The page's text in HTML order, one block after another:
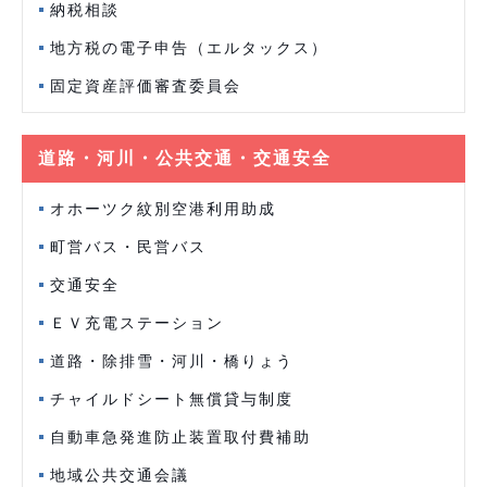
納税相談
地方税の電子申告（エルタックス）
固定資産評価審査委員会
道路・河川・公共交通・交通安全
オホーツク紋別空港利用助成
町営バス・民営バス
交通安全
ＥＶ充電ステーション
道路・除排雪・河川・橋りょう
チャイルドシート無償貸与制度
自動車急発進防止装置取付費補助
地域公共交通会議